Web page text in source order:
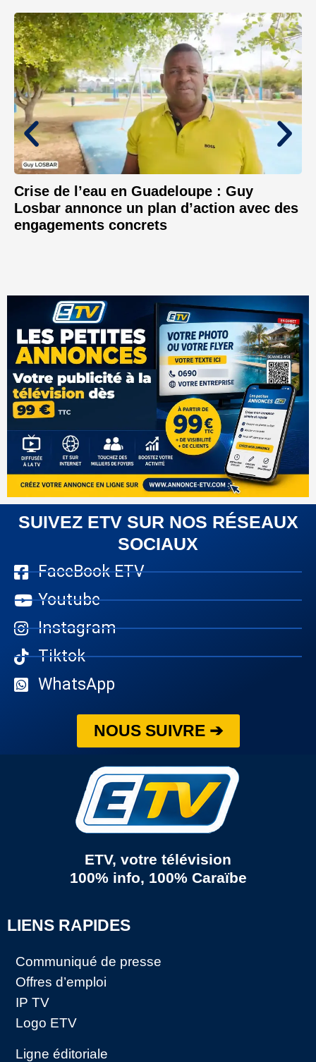
Crise de l’eau en Guadeloupe : Guy
Losbar annonce un plan d’action avec des
engagements concrets
SUIVEZ ETV SUR NOS RÉSEAUX
SOCIAUX
FaceBook ETV
Youtube
Instagram
Tiktok
WhatsApp
NOUS SUIVRE ➔
ETV, votre télévision
100% info, 100% Caraïbe
LIENS RAPIDES
Communiqué de presse
Offres d’emploi
IP TV
Logo ETV
Ligne éditoriale